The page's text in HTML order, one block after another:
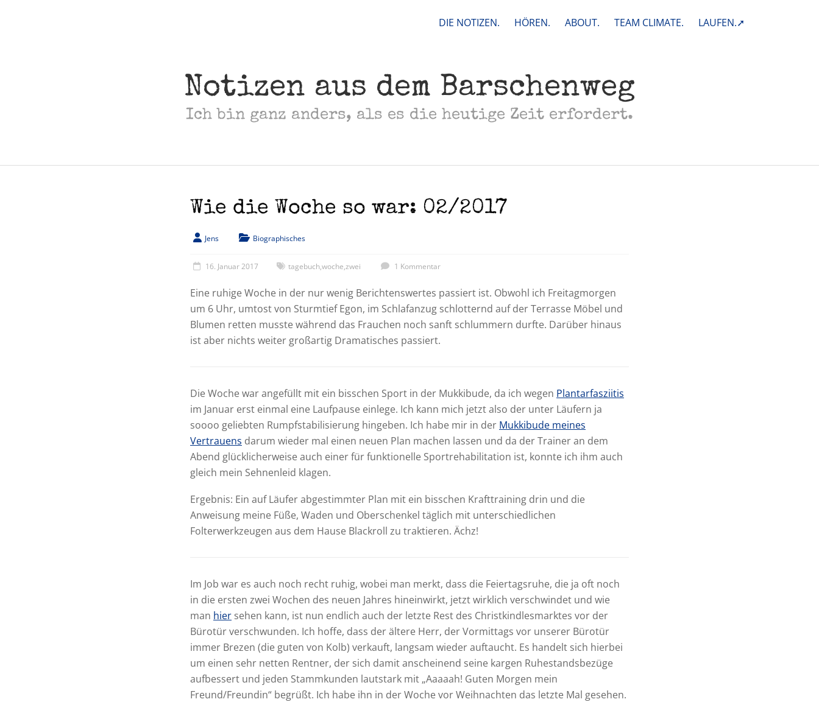
DIE NOTIZEN. HÖREN. ABOUT. TEAM CLIMATE. LAUFEN.➚
Notizen aus dem Barschenweg
Ich bin ganz anders, als es die heutige Zeit erfordert.
Wie die Woche so war: 02/2017
Jens Biographisches
16. Januar 2017 tagebuch,woche,zwei 1 Kommentar
Eine ruhige Woche in der nur wenig Berichtenswertes passiert ist. Obwohl ich Freitagmorgen
um 6 Uhr, umtost von Sturmtief Egon, im Schlafanzug schlotternd auf der Terrasse Möbel und
Blumen retten musste während das Frauchen noch sanft schlummern durfte. Darüber hinaus
ist aber nichts weiter großartig Dramatisches passiert.
Die Woche war angefüllt mit ein bisschen Sport in der Mukkibude, da ich wegen Plantarfasziitis
im Januar erst einmal eine Laufpause einlege. Ich kann mich jetzt also der unter Läufern ja
soooo geliebten Rumpfstabilisierung hingeben. Ich habe mir in der Mukkibude meines
Vertrauens darum wieder mal einen neuen Plan machen lassen und da der Trainer an dem
Abend glücklicherweise auch einer für funktionelle Sportrehabilitation ist, konnte ich ihm auch
gleich mein Sehnenleid klagen.
Ergebnis: Ein auf Läufer abgestimmter Plan mit ein bisschen Krafttraining drin und die
Anweisung meine Füße, Waden und Oberschenkel täglich mit unterschiedlichen
Folterwerkzeugen aus dem Hause Blackroll zu traktieren. Ächz!
Im Job war es auch noch recht ruhig, wobei man merkt, dass die Feiertagsruhe, die ja oft noch
in die ersten zwei Wochen des neuen Jahres hineinwirkt, jetzt wirklich verschwindet und wie
man hier sehen kann, ist nun endlich auch der letzte Rest des Christkindlesmarktes vor der
Bürotür verschwunden. Ich hoffe, dass der ältere Herr, der Vormittags vor unserer Bürotür
immer Brezen (die guten von Kolb) verkauft, langsam wieder auftaucht. Es handelt sich hierbei
um einen sehr netten Rentner, der sich damit anscheinend seine kargen Ruhestandsbezüge
aufbessert und jeden Stammkunden lautstark mit „Aaaaah! Guten Morgen mein
Freund/Freundin“ begrüßt. Ich habe ihn in der Woche vor Weihnachten das letzte Mal gesehen.